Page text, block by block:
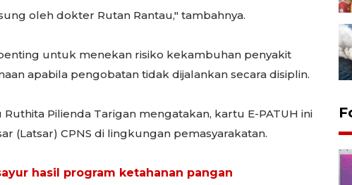
oleh dokter Rutan Rantau," tambahnya.
untuk menekan risiko kekambuhan penyakit
apabila pengobatan tidak dijalankan secara disiplin.
Pilienda Tarigan mengatakan, kartu E-PATUH ini
(Latsar) CPNS di lingkungan pemasyarakatan.
hasil program ketahanan pangan